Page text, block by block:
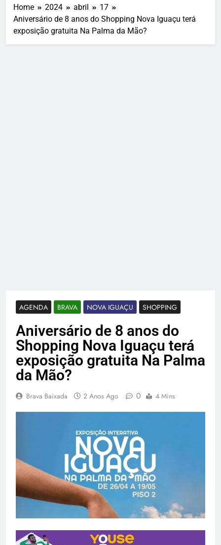
Home 2024 abril
17
Aniversário de 8 anos do Shopping Nova Iguaçu terá
exposição gratuita Na Palma da Mão?
AGENDA BRAVA NOVA IGUAÇU SHOPPING
Aniversário de 8 anos do
Shopping Nova Iguaçu terá
exposição gratuita Na Palma
da Mão?
Brava Baixada 2 Anos Ago 0 4 Mins